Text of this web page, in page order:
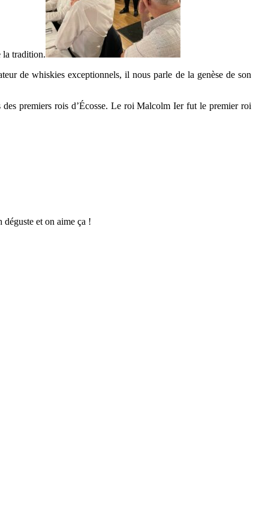
la tradition.
de whiskies exceptionnels, il nous parle de la genèse de son
des premiers rois d’Écosse. Le roi Malcolm Ier fut le premier roi
et on aime ça !